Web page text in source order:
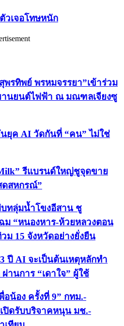
วเจอโทษหนัก
พรทิพย์ พรหมจรรยา”เข้าร่วม
นยนต์ไฟฟ้า ณ มณฑลเจียงซู
ยุค AI วัดกันที่ “คน” ไม่ใช่
รีแบรนด์ใหญ่ชูจุดขาย
ดสหกรณ์”
ทลุ่มน้ำโขงอีสาน ชู
ม “หนองหาร-ห้วยหลวงตอน
ม 15 จังหวัดอย่างยั่งยืน
ปี AI จะเป็นต้นเหตุหลักทำ
านการ “เดาใจ” ผู้ใช้
อน้อง ครั้งที่ 9” กทม.-
เปิดรับบริจาคหนุน มช.-